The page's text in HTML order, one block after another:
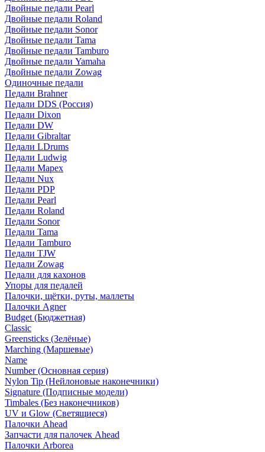
Двойные педали Pearl
Двойные педали Roland
Двойные педали Sonor
Двойные педали Tama
Двойные педали Tamburo
Двойные педали Yamaha
Двойные педали Zowag
Одиночные педали
Педали Brahner
Педали DDS (Россия)
Педали Dixon
Педали DW
Педали Gibraltar
Педали LDrums
Педали Ludwig
Педали Mapex
Педали Nux
Педали PDP
Педали Pearl
Педали Roland
Педали Sonor
Педали Tama
Педали Tamburo
Педали TJW
Педали Zowag
Педали для кахонов
Упоры для педалей
Палочки, щётки, руты, маллеты
Палочки Agner
Budget (Бюджетная)
Classic
Greensticks (Зелёные)
Marching (Маршевые)
Name
Number (Основная серия)
Nylon Tip (Нейлоновые наконечники)
Signature (Подписные модели)
Timbales (Без наконечников)
UV и Glow (Светящиеся)
Палочки Ahead
Запчасти для палочек Ahead
Палочки Arborea